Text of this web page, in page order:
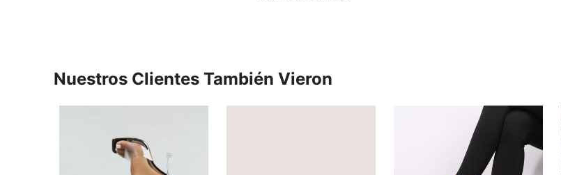
Nuestros Clientes También Vieron